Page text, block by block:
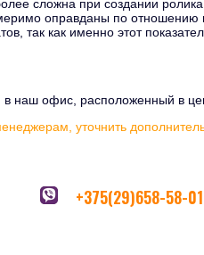
сложна при создании
оправданы по отношению
так как именно этот
в наш офис, расположенный в
уточнить
+375(29)658-58-01